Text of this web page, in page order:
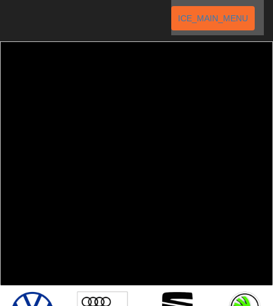
ICE_MAIN_MENU